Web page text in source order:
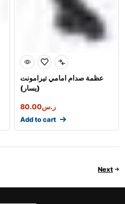
عظمة صدام امامي تيرامونت
(يسار)
ر.س80.00
Add to cart
Next